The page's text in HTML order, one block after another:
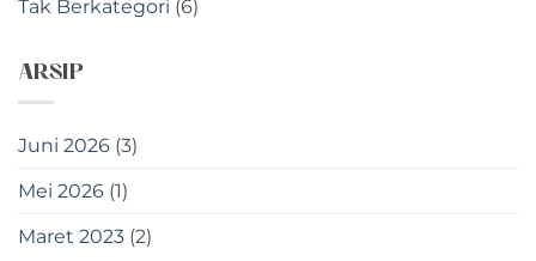
Tak Berkategori (6)
ARSIP
Juni 2026 (3)
Mei 2026 (1)
Maret 2023 (2)